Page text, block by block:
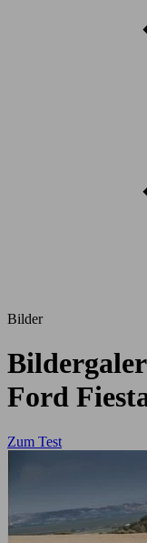
Bilder
Ford
Zum Test